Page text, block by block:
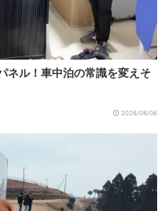
ネル！車中泊の常識を変えそ
2026/08/06